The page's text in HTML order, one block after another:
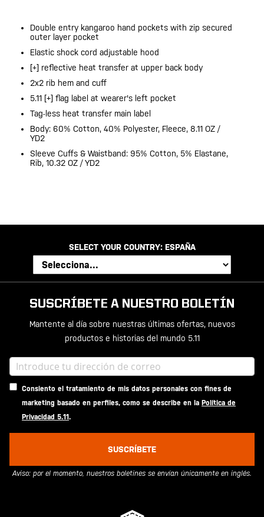
Double entry kangaroo hand pockets with zip secured
outer layer pocket
Elastic shock cord adjustable hood
[+] reflective heat transfer at upper back body
2x2 rib hem and cuff
5.11 [+] flag label at wearer's left pocket
Tag-less heat transfer main label
Body: 60% Cotton, 40% Polyester, Fleece, 8.11 OZ /
YD2
Sleeve Cuffs & Waistband: 95% Cotton, 5% Elastane,
Rib, 10.32 OZ / YD2
SELECT YOUR COUNTRY: ESPAÑA
SUSCRÍBETE A NUESTRO BOLETÍN
Mantente al día sobre nuestras últimas ofertas, nuevos
productos e historias del mundo 5.11
Consiento el tratamiento de mis datos personales con fines de
marketing basado en perfiles, como se describe en la Política de
Privacidad 5.11.
SUSCRÍBETE
Aviso: por el momento, nuestros boletines se envían únicamente en inglés.